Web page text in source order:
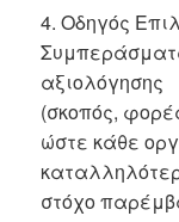
4. Οδηγός
αξιολόγησης
(σκοπός,
ώστε κάθε
στόχο